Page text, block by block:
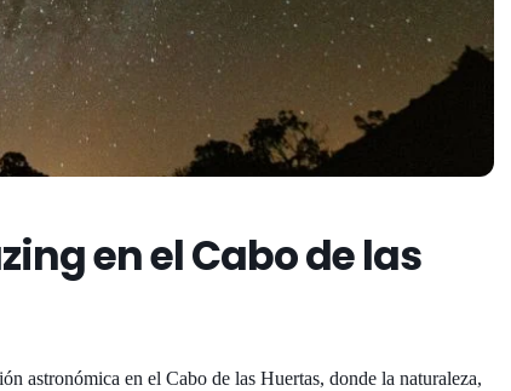
en el Cabo de las
astronómica en el Cabo de las Huertas, donde la naturaleza,